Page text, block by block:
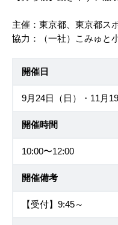
主催：東京都、東京都ス
協力：（一社）こみゅと
開催日
9月24日（日）・11月19
開催時間
10:00〜12:00
開催備考
【受付】9:45～